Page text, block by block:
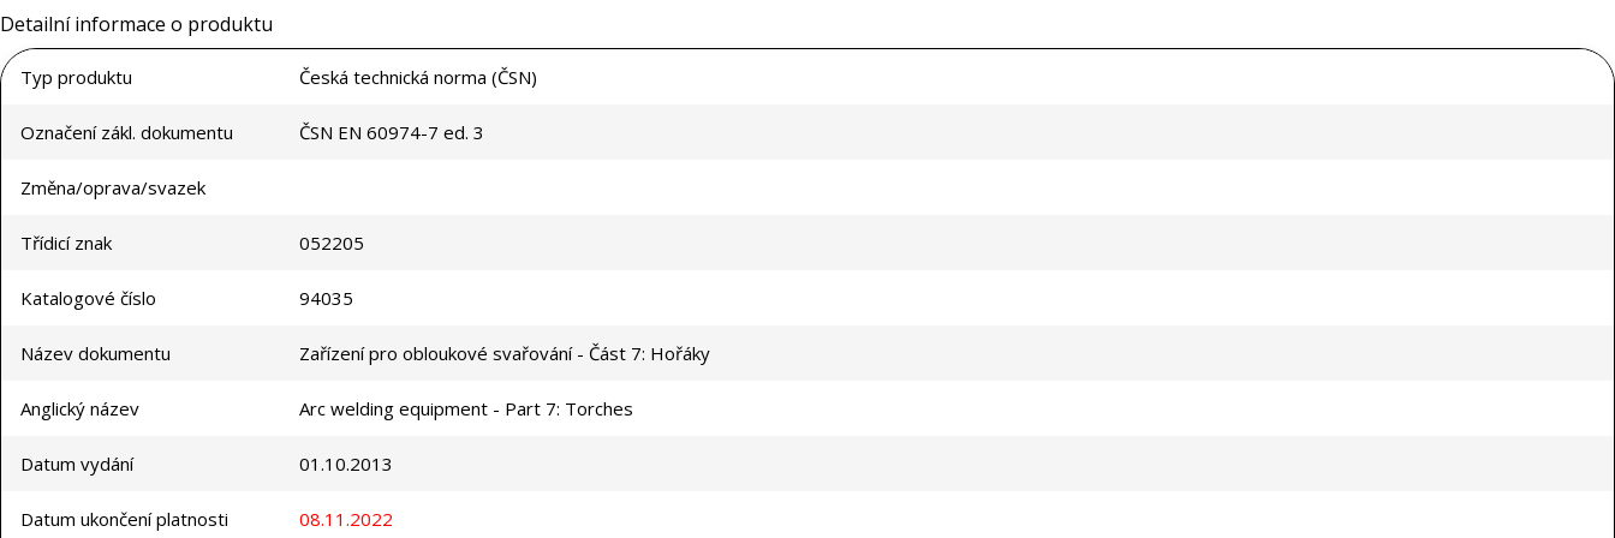
Detailní informace o produktu
Typ produktu Česká technická norma (ČSN)
Označení zákl. dokumentu ČSN EN 60974-7 ed. 3
Změna/oprava/svazek
Třídicí znak 052205
Katalogové číslo 94035
Název dokumentu Zařízení pro obloukové svařování - Část 7: Hořáky
Anglický název Arc welding equipment - Part 7: Torches
Datum vydání 01.10.2013
Datum ukončení platnosti 08.11.2022